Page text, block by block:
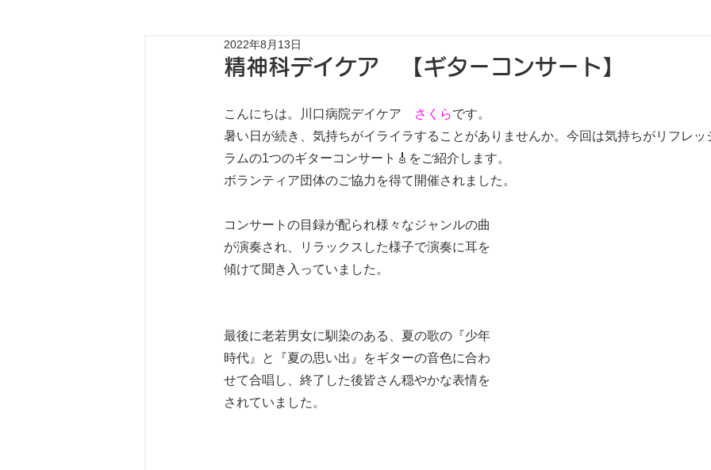
精神科デイケア 【ギターコンサート】
2022年8月13日
こんにちは。川口病院デイケア さくらです。
暑い日が続き、気持ちがイライラすることがありませんか。今回は気持ちがリフレッ
ラムの1つのギターコンサート🎸をご紹介します。
ボランティア団体のご協力を得て開催されました。
コンサートの目録が配られ様々なジャンルの曲
が演奏され、リラックスした様子で演奏に耳を
傾けて聞き入っていました。
最後に老若男女に馴染のある、夏の歌の『少年
時代』と『夏の思い出』をギターの音色に合わ
せて合唱し、終了した後皆さん穏やかな表情を
されていました。